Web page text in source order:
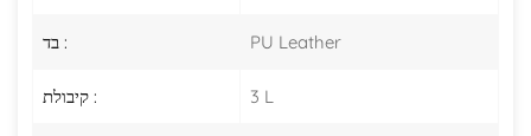
בד : PU Leather
קיבולת : 3 L